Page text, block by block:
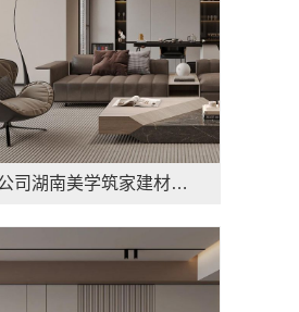
湖南装修公司湖南美学筑家建材老房翻新，湖南美学筑家建材焕新您的家